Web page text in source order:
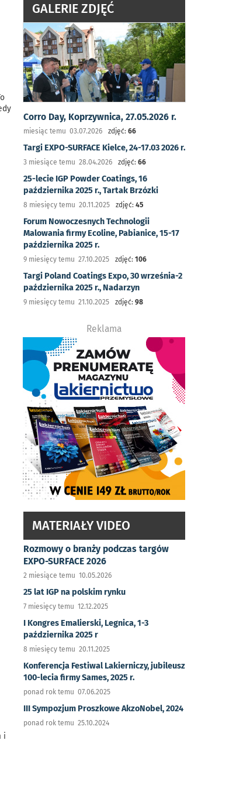
i
GALERIE ZDJĘĆ
Corro Day, Koprzywnica, 27.05.2026 r.
miesiąc temu 03.07.2026 zdjęć: 66
Targi EXPO-SURFACE Kielce, 24-17.03 2026 r.
3 miesiące temu 28.04.2026 zdjęć: 66
25-lecie IGP Powder Coatings, 16
października 2025 r., Tartak Brzózki
8 miesięcy temu 20.11.2025 zdjęć: 45
Forum Nowoczesnych Technologii
Malowania firmy Ecoline, Pabianice, 15-17
października 2025 r.
9 miesięcy temu 27.10.2025 zdjęć: 106
Targi Poland Coatings Expo, 30 września-2
października 2025 r., Nadarzyn
9 miesięcy temu 21.10.2025 zdjęć: 98
Reklama
MATERIAŁY VIDEO
Rozmowy o branży podczas targów
EXPO-SURFACE 2026
2 miesiące temu 10.05.2026
25 lat IGP na polskim rynku
7 miesięcy temu 12.12.2025
I Kongres Emalierski, Legnica, 1-3
października 2025 r
8 miesięcy temu 20.11.2025
Konferencja Festiwal Lakierniczy, jubileusz
100-lecia firmy Sames, 2025 r.
ponad rok temu 07.06.2025
III Sympozjum Proszkowe AkzoNobel, 2024
ponad rok temu 25.10.2024